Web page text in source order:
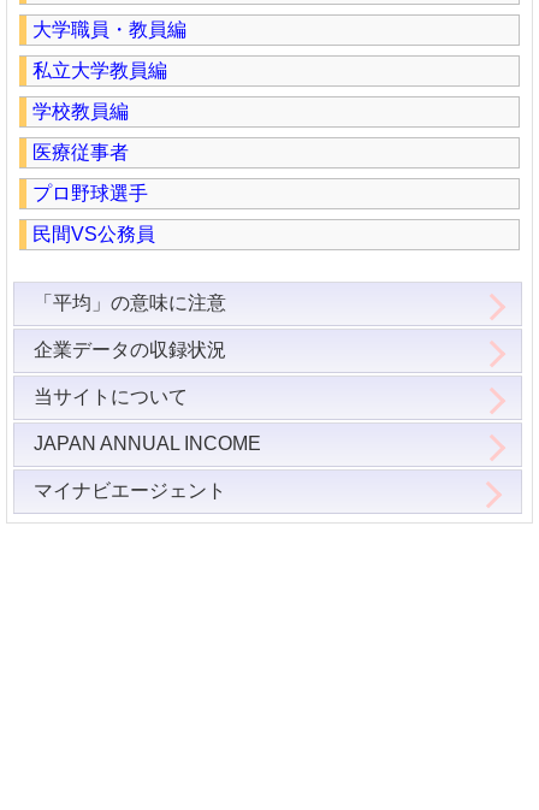
大学職員・教員編
私立大学教員編
学校教員編
医療従事者
プロ野球選手
民間VS公務員
「平均」の意味に注意
企業データの収録状況
当サイトについて
JAPAN ANNUAL INCOME
マイナビエージェント